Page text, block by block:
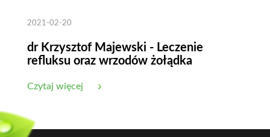
2021-02-20
dr Krzysztof Majewski - Leczenie
refluksu oraz wrzodów żołądka
Czytaj więcej